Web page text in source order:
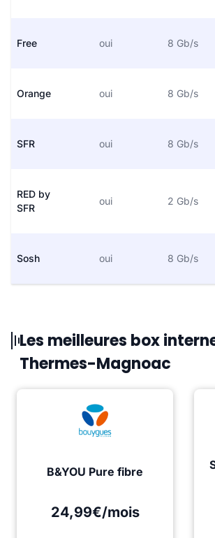
Free oui 8 Gb/s
Orange oui 8 Gb/s
SFR oui 8 Gb/s
RED by
SFR
oui 2 Gb/s
Sosh oui 8 Gb/s
Les meilleures box
Thermes-Magnoac
B&YOU Pure fibre
24,99€/mois